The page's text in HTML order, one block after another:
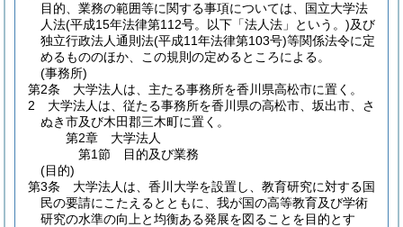
目的、業務の範囲等に関する事項については、国立大学法
人法(平成15年法律第112号。以下「法人法」という。)及び
独立行政法人通則法(平成11年法律第103号)等関係法令に定
めるもののほか、この規則の定めるところによる。
(事務所)
第2条
大学法人は、主たる事務所を香川県高松市に置く。
2
大学法人は、従たる事務所を香川県の高松市、坂出市、さ
ぬき市及び木田郡三木町に置く。
第2章
大学法人
第1節
目的及び業務
(目的)
第3条
大学法人は、香川大学を設置し、教育研究に対する国
民の要請にこたえるとともに、我が国の高等教育及び学術
研究の水準の向上と均衡ある発展を図ることを目的とす